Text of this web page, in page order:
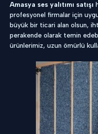
Amasya ses yalıtımı satışı
profesyonel firmalar için
büyük bir ticari alan olsun,
perakende olarak temin
ürünlerimiz, uzun ömürlü